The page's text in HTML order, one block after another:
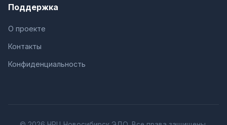
Поддержка
О проекте
Контакты
Конфиденциальность